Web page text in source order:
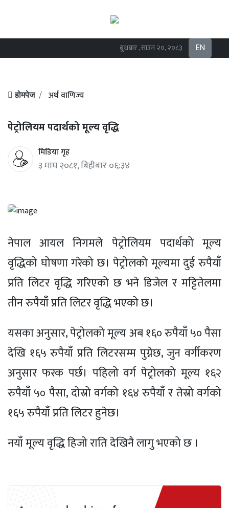
बुधबार , साउन २०, २०८३ EN
होमपेज अर्थ वाणिज्य
पेट्रोलियम पदार्थको मूल्य वृद्धि
मिडिया गृह
३ माघ २०८१, बिहीबार ०६:३४
नेपाल आयल निगमले पेट्रोलियम पदार्थको मूल्य
वृद्धिको घोषणा गरेको छ। पेट्रोलको मूल्यमा दुई रुपैयाँ
प्रति लिटर वृद्धि गरिएको छ भने डिजेल र मट्टितेलमा
तीन रुपैयाँ प्रति लिटर वृद्धि भएको छ।
यसका अनुसार, पेट्रोलको मूल्य अब १६० रुपैयाँ ५० पैसा
देखि १६५ रुपैयाँ प्रति लिटरसम्म पुग्नेछ, जुन वर्गीकरण
अनुसार फरक पर्छ। पहिलो वर्ग पेट्रोलको मूल्य १६२
रुपैयाँ ५० पैसा, दोस्रो वर्गको १६४ रुपैयाँ र तेस्रो वर्गको
१६५ रुपैयाँ प्रति लिटर हुनेछ।
नयाँ मूल्य वृद्धि हिजो राति देखिनै लागु भएको छ ।